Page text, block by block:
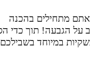
מתחילים בהכנה
הגבעה! תוך כדי
במיוחד